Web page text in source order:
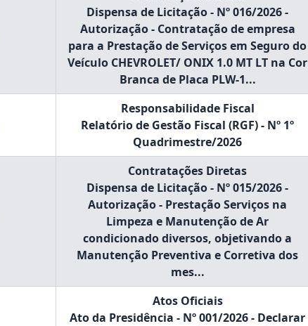
Dispensa de Licitação - Nº 016/2026 -
Autorização - Contratação de empresa
para a Prestação de Serviços em Seguro do
Veículo CHEVROLET/ ONIX 1.0 MT LT na Cor
Branca de Placa PLW-1...
Responsabilidade Fiscal
Relatório de Gestão Fiscal (RGF) - Nº 1º
Quadrimestre/2026
Contratações Diretas
Dispensa de Licitação - Nº 015/2026 -
Autorização - Prestação Serviços na
Limpeza e Manutenção de Ar
condicionado diversos, objetivando a
Manutenção Preventiva e Corretiva dos
mes...
Atos Oficiais
Ato da Presidência - Nº 001/2026 - Declarar